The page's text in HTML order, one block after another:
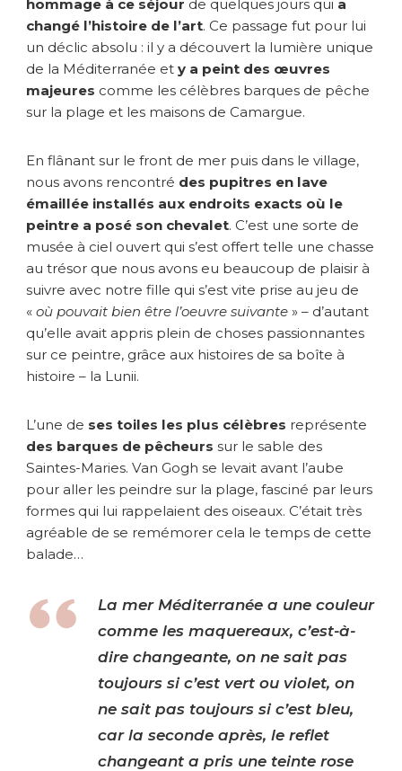
hommage à ce séjour de quelques jours qui a
changé l’histoire de l’art. Ce passage fut pour lui
un déclic absolu : il y a découvert la lumière unique
de la Méditerranée et y a peint des œuvres
majeures comme les célèbres barques de pêche
sur la plage et les maisons de Camargue.
En flânant sur le front de mer puis dans le village,
nous avons rencontré des pupitres en lave
émaillée installés aux endroits exacts où le
peintre a posé son chevalet. C’est une sorte de
musée à ciel ouvert qui s’est offert telle une chasse
au trésor que nous avons eu beaucoup de plaisir à
suivre avec notre fille qui s’est vite prise au jeu de
« où pouvait bien être l’oeuvre suivante » – d’autant
qu’elle avait appris plein de choses passionnantes
sur ce peintre, grâce aux histoires de sa boîte à
histoire – la Lunii.
L’une de ses toiles les plus célèbres représente
des barques de pêcheurs sur le sable des
Saintes-Maries. Van Gogh se levait avant l’aube
pour aller les peindre sur la plage, fasciné par leurs
formes qui lui rappelaient des oiseaux. C’était très
agréable de se remémorer cela le temps de cette
balade…
La mer Méditerranée a une couleur
comme les maquereaux, c’est-à-
dire changeante, on ne sait pas
toujours si c’est vert ou violet, on
ne sait pas toujours si c’est bleu,
car la seconde après, le reflet
changeant a pris une teinte rose